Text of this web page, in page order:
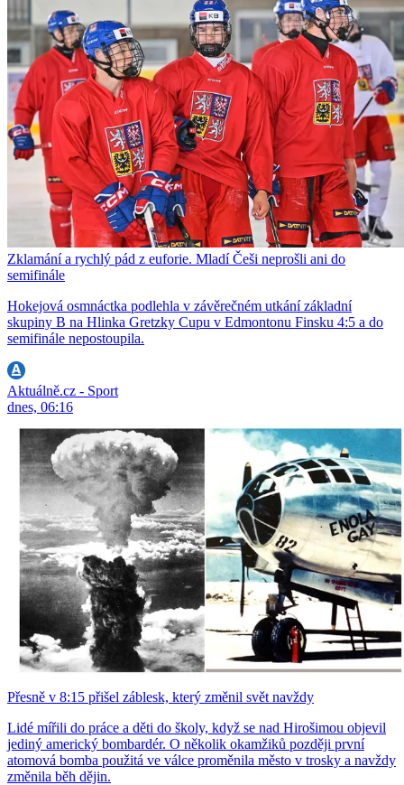
Zklamání a rychlý pád z euforie. Mladí Češi neprošli ani do
semifinále
Hokejová osmnáctka podlehla v závěrečném utkání základní
skupiny B na Hlinka Gretzky Cupu v Edmontonu Finsku 4:5 a do
semifinále nepostoupila.
Aktuálně.cz - Sport
dnes, 06:16
Přesně v 8:15 přišel záblesk, který změnil svět navždy
Lidé mířili do práce a děti do školy, když se nad Hirošimou objevil
jediný americký bombardér. O několik okamžiků později první
atomová bomba použitá ve válce proměnila město v trosky a navždy
změnila běh dějin.